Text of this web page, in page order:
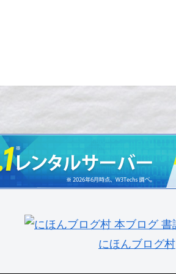
にほんブログ村